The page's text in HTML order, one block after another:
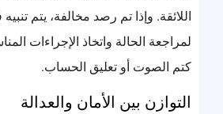
اللائقة. وإذا تم رصد مخالفة، يتم
لمراجعة الحالة واتخاذ الإجراءات
كتم الصوت أو تعليق الحساب.
التوازن بين الأمان والعدالة